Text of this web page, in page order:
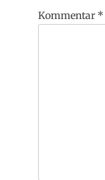
Kommentar *